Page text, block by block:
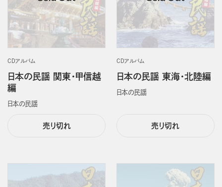
CDアルバム
日本の民謡 関東・甲信越
編
日本の民謡
売り切れ
CDアルバム
日本の民謡 東海・北陸編
日本の民謡
売り切れ